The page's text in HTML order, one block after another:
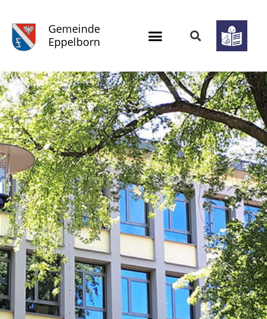
Gemeinde
Eppelborn